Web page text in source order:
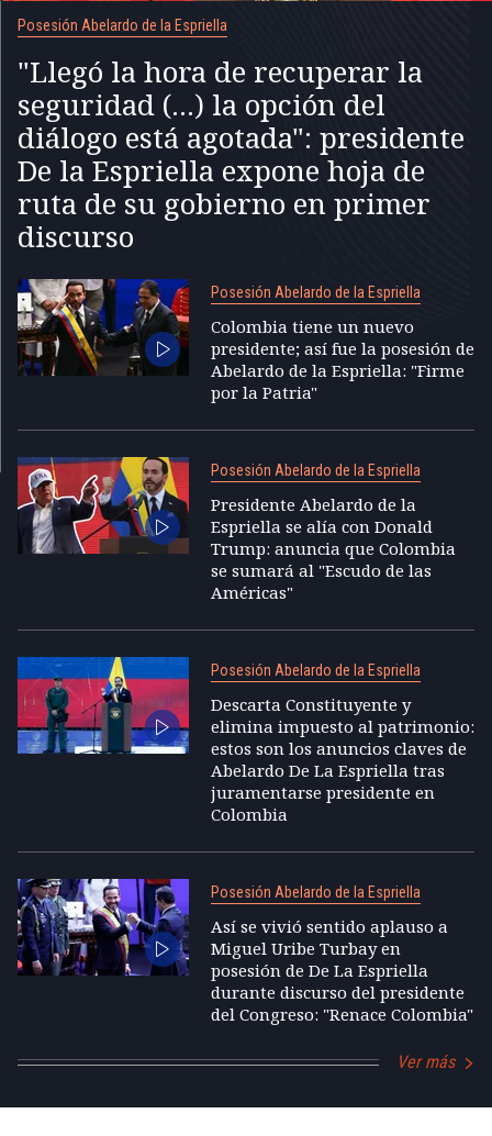
Posesión Abelardo de la Espriella
"Llegó la hora de recuperar la
seguridad (...) la opción del
diálogo está agotada": presidente
De la Espriella expone hoja de
ruta de su gobierno en primer
discurso
Posesión Abelardo de la Espriella
Colombia tiene un nuevo
presidente; así fue la posesión de
Abelardo de la Espriella: "Firme
por la Patria"
Posesión Abelardo de la Espriella
Presidente Abelardo de la
Espriella se alía con Donald
Trump: anuncia que Colombia
se sumará al "Escudo de las
Américas"
Posesión Abelardo de la Espriella
Descarta Constituyente y
elimina impuesto al patrimonio:
estos son los anuncios claves de
Abelardo De La Espriella tras
juramentarse presidente en
Colombia
Posesión Abelardo de la Espriella
Así se vivió sentido aplauso a
Miguel Uribe Turbay en
posesión de De La Espriella
durante discurso del presidente
del Congreso: "Renace Colombia"
Ver más